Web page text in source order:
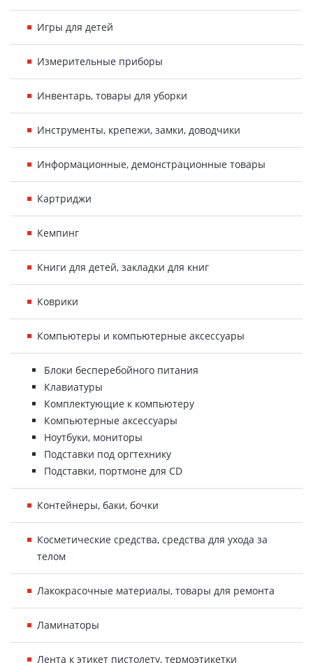
Игры для детей
Измерительные приборы
Инвентарь, товары для уборки
Инструменты, крепежи, замки, доводчики
Информационные, демонстрационные товары
Картриджи
Кемпинг
Книги для детей, закладки для книг
Коврики
Компьютеры и компьютерные аксессуары
Блоки бесперебойного питания
Клавиатуры
Комплектующие к компьютеру
Компьютерные аксессуары
Ноутбуки, мониторы
Подставки под оргтехнику
Подставки, портмоне для CD
Контейнеры, баки, бочки
Косметические средства, средства для ухода за
телом
Лакокрасочные материалы, товары для ремонта
Ламинаторы
Лента к этикет пистолету, термоэтикетки